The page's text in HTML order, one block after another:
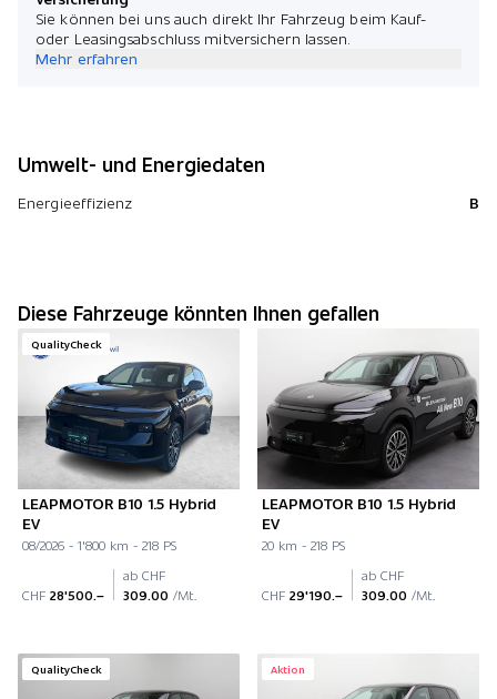
Sie können bei uns auch direkt Ihr Fahrzeug beim Kauf-
oder Leasingsabschluss mitversichern lassen.
Mehr erfahren
Umwelt- und Energiedaten
Energieeffizienz B
Diese Fahrzeuge könnten Ihnen gefallen
QualityCheck
LEAPMOTOR B10 1.5 Hybrid
EV
08/2026 - 1'800 km - 218 PS
CHF 28'500.–
ab CHF
309.00 /Mt.
LEAPMOTOR B10 1.5 Hybrid
EV
20 km - 218 PS
CHF 29'190.–
ab CHF
309.00 /Mt.
QualityCheck Aktion